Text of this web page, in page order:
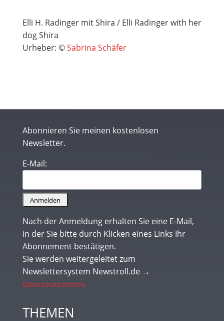
Elli H. Radinger mit Shira / Elli Radinger with her
dog Shira
Urheber: ©Sabrina Schäfer
Abonnieren Sie meinen kostenlosen
Newsletter.
E-Mail:
Nach der Anmeldung erhalten Sie eine E-Mail,
in der Sie bitte durch Klicken eines Links Ihr
Abonnement bestätigen.
Sie werden weitergeleitet zum
Newslettersystem Newstroll.de →
Datenschutzrichtlinie
THEMEN